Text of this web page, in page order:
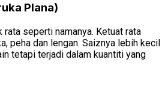
Plana)
rata seperti namanya. Ketuat rata
peha dan lengan. Saiznya lebih kecil
tetapi terjadi dalam kuantiti yang